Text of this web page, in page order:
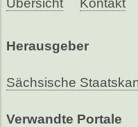
Übersicht Kontakt
Herausgeber
Sächsische
Verwandte Portale